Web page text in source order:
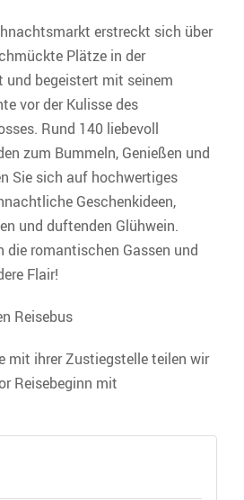
erstreckt sich über
Plätze in der
begeistert mit seinem
vor der Kulisse des
Rund 140 liebevoll
zum Bummeln, Genießen und
Sie sich auf hochwertiges
Geschenkideen,
und duftenden Glühwein.
die romantischen Gassen und
Flair!
Reisebus
mit ihrer Zustiegstelle teilen wir
Reisebeginn mit